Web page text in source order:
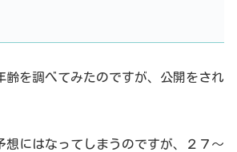
齢を調べてみたのですが、公開をされ
想にはなってしまうのですが、２７～